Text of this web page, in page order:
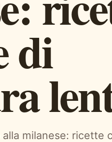
di
milanese: ricette